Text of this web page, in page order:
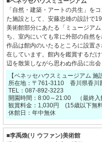
「自然・建築・アートの共生」を
た施設として、安藤忠雄の設計で
美術館部分にあたる「ミュージア
ち、室内にいても常に外部の自然を
作品は館内のいたるところに設置
在しています。館内を鑑賞するだ
辺を散策しながら思わぬ作品に出
【ベネッセハウスミュージアム 施
所在地：〒761-3110 香川県香川
TEL：087-892-3223
開園時間：8:00～21:00 （最終入
観賞料金：1,030円 (15歳以下無
休館日：年中無休
■李禹煥(リ ウファン)美術館